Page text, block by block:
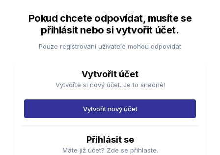
Pokud chcete odpovídat, musíte se
přihlásit nebo si vytvořit účet.
Pouze registrovaní uživatelé mohou odpovídat
Vytvořit účet
Vytvořte si nový účet. Je to snadné!
Vytvořit nový účet
Přihlásit se
Máte již účet? Zde se přihlaste.